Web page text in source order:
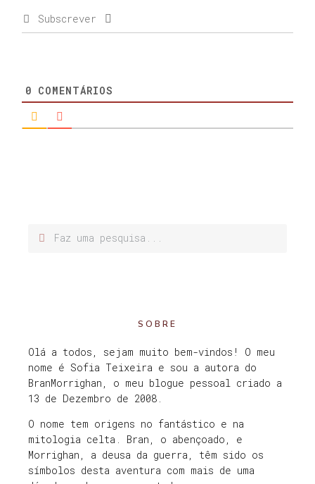
Subscrever
0 COMENTÁRIOS
SOBRE
Olá a todos, sejam muito bem-vindos! O meu
nome é Sofia Teixeira e sou a autora do
BranMorrighan, o meu blogue pessoal criado a
13 de Dezembro de 2008.
O nome tem origens no fantástico e na
mitologia celta. Bran, o abençoado, e
Morrighan, a deusa da guerra, têm sido os
símbolos desta aventura com mais de uma